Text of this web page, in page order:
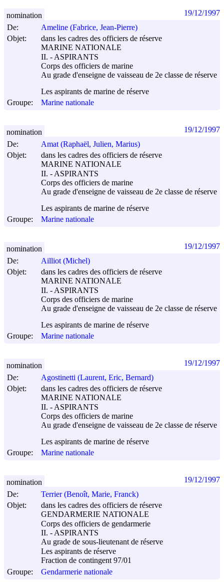
De:
Ameline (Fabrice, Jean-Pierre)
Objet:
dans les cadres des officiers de réserve
MARINE NATIONALE
II. - ASPIRANTS
Corps des officiers de marine
Au grade d'enseigne de vaisseau de 2e classe de réserve
Les aspirants de marine de réserve
Groupe:
Marine nationale
nomination 19/12/1997
De:
Amat (Raphaël, Julien, Marius)
Objet:
dans les cadres des officiers de réserve
MARINE NATIONALE
II. - ASPIRANTS
Corps des officiers de marine
Au grade d'enseigne de vaisseau de 2e classe de réserve
Les aspirants de marine de réserve
Groupe:
Marine nationale
nomination 19/12/1997
De:
Ailliot (Michel)
Objet:
dans les cadres des officiers de réserve
MARINE NATIONALE
II. - ASPIRANTS
Corps des officiers de marine
Au grade d'enseigne de vaisseau de 2e classe de réserve
Les aspirants de marine de réserve
Groupe:
Marine nationale
nomination 19/12/1997
De:
Agostinetti (Laurent, Eric, Bernard)
Objet:
dans les cadres des officiers de réserve
MARINE NATIONALE
II. - ASPIRANTS
Corps des officiers de marine
Au grade d'enseigne de vaisseau de 2e classe de réserve
Les aspirants de marine de réserve
Groupe:
Marine nationale
nomination 19/12/1997
De:
Terrier (Benoît, Marie, Franck)
Objet:
dans les cadres des officiers de réserve
GENDARMERIE NATIONALE
Corps des officiers de gendarmerie
II. - ASPIRANTS
Au grade de sous-lieutenant de réserve
Les aspirants de réserve
Fraction de contingent 97/01
Groupe:
Gendarmerie nationale
nomination 19/12/1997